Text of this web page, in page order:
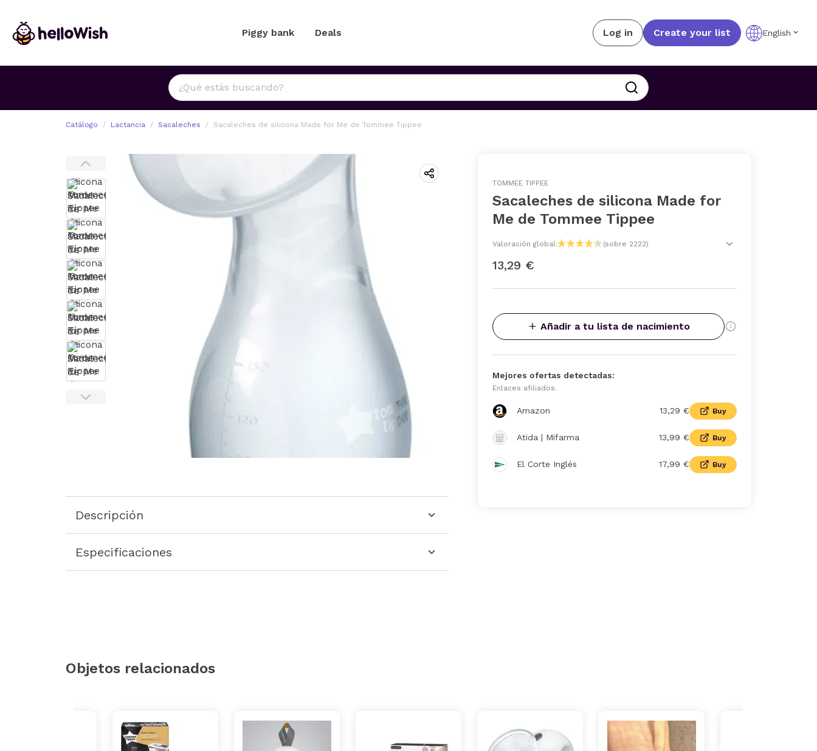
Piggy bank Deals Log in Create your list English
Catálogo Lactancia Sacaleches Sacaleches de silicona Made for Me de Tommee Tippee
Descripción
Especificaciones
TOMMEE TIPPEE
Sacaleches de silicona Made for
Me de Tommee Tippee
Valoración global: (sobre 2222)
13,29 €
Añadir a tu lista de nacimiento
Mejores ofertas detectadas:
Enlaces afiliados.
Amazon 13,29 € Buy
Atida | Mifarma 13,99 € Buy
El Corte Inglés 17,99 € Buy
Objetos relacionados